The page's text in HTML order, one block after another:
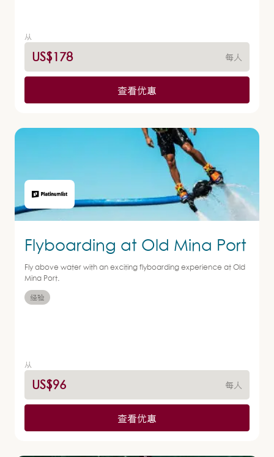
从
US$178 每人
查看优惠
Flyboarding at Old Mina Port
Fly above water with an exciting flyboarding experience at Old
Mina Port.
经验
从
US$96 每人
查看优惠